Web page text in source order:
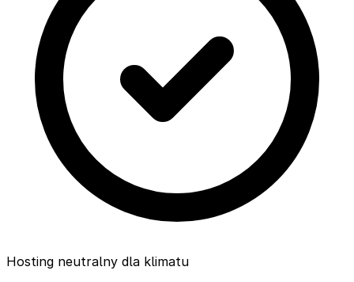
Hosting neutralny dla klimatu